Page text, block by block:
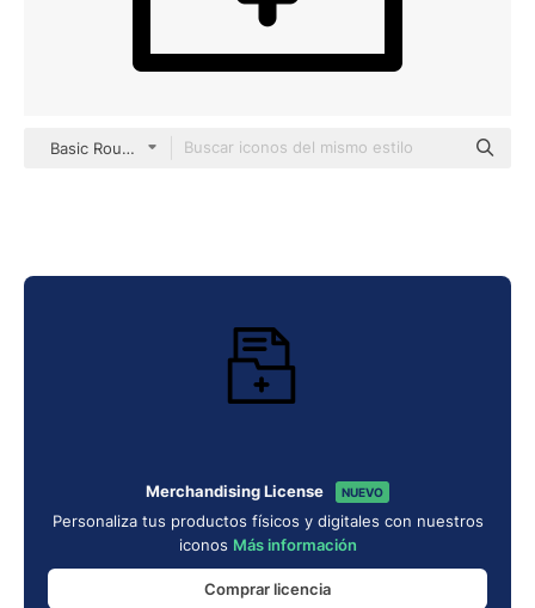
Basic Rounded Lineal
Merchandising License NUEVO
Personaliza tus productos físicos y digitales con nuestros
iconos Más información
Comprar licencia